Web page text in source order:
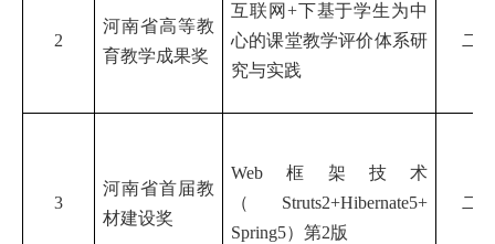
2
河南省高等教
育教学成果奖
互联网 +下基于学生为中
心的课堂教学评价体系研
究与实践
二
3
河南省首届教
材建设奖
Web框架技术
（Struts2+Hibernate5+
Spring5）第2版
二